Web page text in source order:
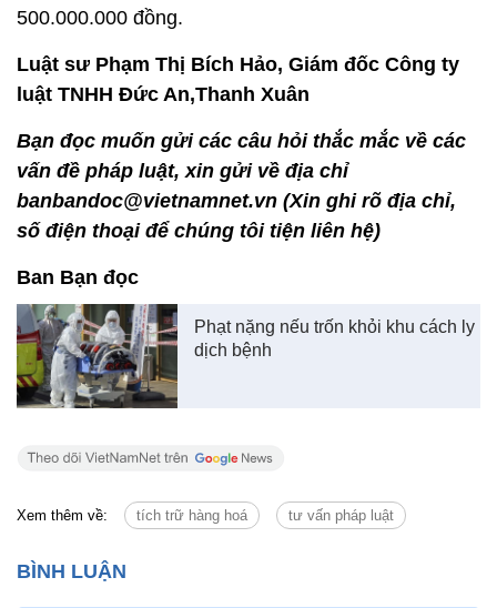
500.000.000 đồng.
Luật sư Phạm Thị Bích Hảo, Giám đốc Công ty
luật TNHH Đức An,Thanh Xuân
Bạn đọc muốn gửi các câu hỏi thắc mắc về các
vấn đề pháp luật, xin gửi về địa chỉ
banbandoc@vietnamnet.vn (Xin ghi rõ địa chỉ,
số điện thoại để chúng tôi tiện liên hệ)
Ban Bạn đọc
Phạt nặng nếu trốn khỏi khu cách ly
dịch bệnh
Xem thêm về: tích trữ hàng hoá tư vấn pháp luật